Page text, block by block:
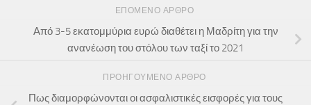
ΕΠΌΜΕΝΟ ΆΡΘΡΟ
Από 3-5 εκατομμύρια ευρώ διαθέτει η Μαδρίτη για την
ανανέωση του στόλου των ταξί το 2021
ΠΡΟΗΓΟΎΜΕΝΟ ΆΡΘΡΟ
Πως διαμορφώνονται οι ασφαλιστικές εισφορές για τους